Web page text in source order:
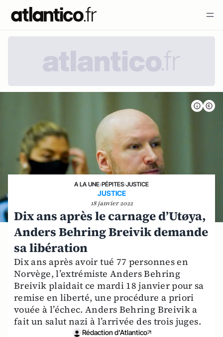
A LA UNE›PÉPITES›JUSTICE
JUSTICE
18 janvier 2022
Dix ans après le carnage d’Utøya,
Anders Behring Breivik demande
sa libération
Dix ans après avoir tué 77 personnes en
Norvège, l’extrémiste Anders Behring
Breivik plaidait ce mardi 18 janvier pour sa
remise en liberté, une procédure a priori
vouée à l’échec. Anders Behring Breivik a
fait un salut nazi à l’arrivée des trois juges.
Rédaction d'Atlantico